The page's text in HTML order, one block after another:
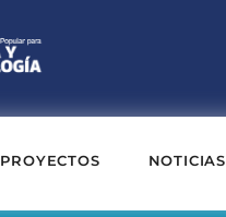
PROYECTOS NOTICIAS